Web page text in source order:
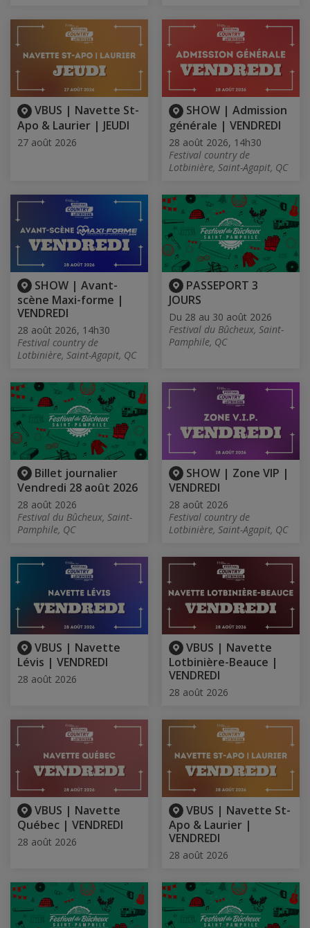
VBUS | Navette St-
Apo & Laurier | JEUDI
27 août 2026
SHOW | Admission
générale | VENDREDI
28 août 2026, 14h30
Festival country de
Lotbinière, Saint-Agapit, QC
SHOW | Avant-
scène Maxi-forme |
VENDREDI
28 août 2026, 14h30
Festival country de
Lotbinière, Saint-Agapit, QC
PASSEPORT 3
JOURS
Du 28 au 30 août 2026
Festival du Bûcheux, Saint-
Pamphile, QC
Billet journalier
Vendredi 28 août 2026
28 août 2026
Festival du Bûcheux, Saint-
Pamphile, QC
SHOW | Zone VIP |
VENDREDI
28 août 2026
Festival country de
Lotbinière, Saint-Agapit, QC
VBUS | Navette
Lévis | VENDREDI
28 août 2026
VBUS | Navette
Lotbinière-Beauce |
VENDREDI
28 août 2026
VBUS | Navette
Québec | VENDREDI
28 août 2026
VBUS | Navette St-
Apo & Laurier |
VENDREDI
28 août 2026